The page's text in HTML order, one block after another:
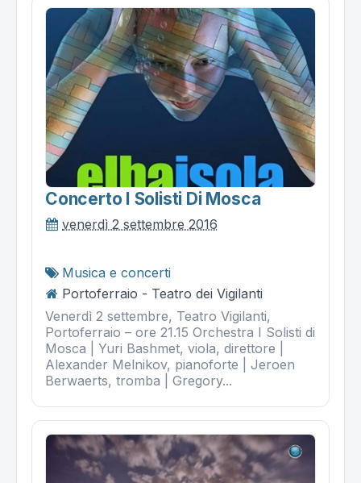
Concerto I Solisti Di Mosca
venerdì 2 settembre 2016
Musica e concerti
Portoferraio - Teatro dei Vigilanti
Venerdì 2 settembre, Teatro Vigilanti,
Portoferraio – ore 21.15 Orchestra I Solisti di
Mosca | Yuri Bashmet, viola, direttore |
Alexander Melnikov, pianoforte | Jeroen
Berwaerts, tromba | Gregory...